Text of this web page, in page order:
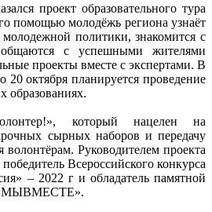
проект образовательного тура
помощью молодёжь региона узнаёт
политики, знакомится с
общаются с успешными жителями
проекты вместе с экспертами. В
20 октября планируется проведение
образованиях.
который нацелен на
сырных наборов и передачу
волонтёрам. Руководителем проекта
Всероссийского конкурса
– 2022 г и обладатель памятной
«МЫВМЕСТЕ».